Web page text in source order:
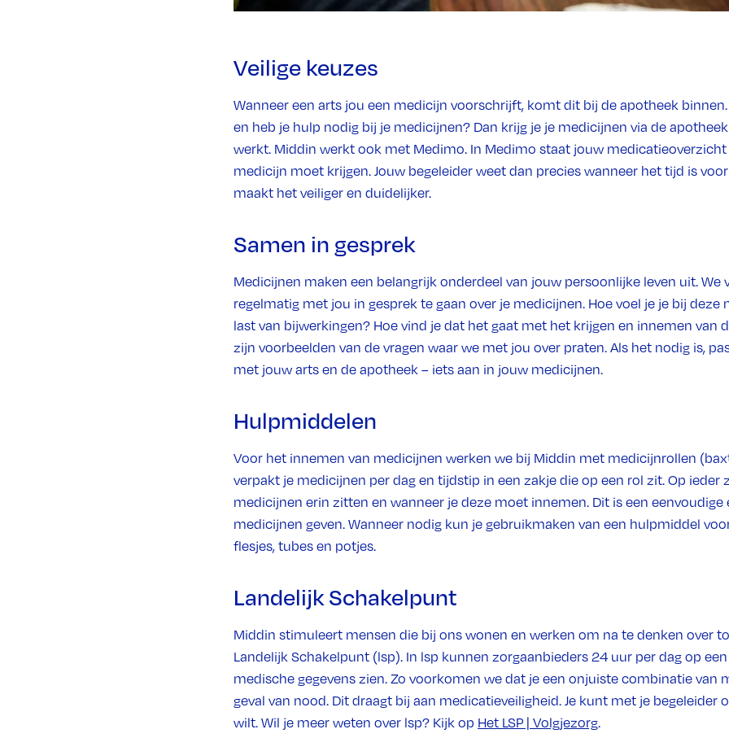
Veilige keuzes
Wanneer een arts jou een medicijn voorschrijft, komt dit bij de apotheek
en heb je hulp nodig bij je medicijnen? Dan krijg je je medicijnen via de
werkt. Middin werkt ook met Medimo. In Medimo staat jouw medicatieoverzicht
medicijn moet krijgen. Jouw begeleider weet dan precies wanneer het tijd is
maakt het veiliger en duidelijker.
Samen in gesprek
Medicijnen maken een belangrijk onderdeel van jouw persoonlijke leven uit. We
regelmatig met jou in gesprek te gaan over je medicijnen. Hoe voel je je bij deze
last van bijwerkingen? Hoe vind je dat het gaat met het krijgen en innemen van
zijn voorbeelden van de vragen waar we met jou over praten. Als het nodig is,
met jouw arts en de apotheek – iets aan in jouw medicijnen.
Hulpmiddelen
Voor het innemen van medicijnen werken we bij Middin met medicijnrollen
verpakt je medicijnen per dag en tijdstip in een zakje die op een rol zit. Op ieder
medicijnen erin zitten en wanneer je deze moet innemen. Dit is een eenvoudige
medicijnen geven. Wanneer nodig kun je gebruikmaken van een hulpmiddel
flesjes, tubes en potjes.
Landelijk Schakelpunt
Middin stimuleert mensen die bij ons wonen en werken om na te denken over
Landelijk Schakelpunt (lsp). In lsp kunnen zorgaanbieders 24 uur per dag op
medische gegevens zien. Zo voorkomen we dat je een onjuiste combinatie van
geval van nood. Dit draagt bij aan medicatieveiligheid. Je kunt met je begeleider
wilt. Wil je meer weten over lsp? Kijk op Het LSP | Volgjezorg.